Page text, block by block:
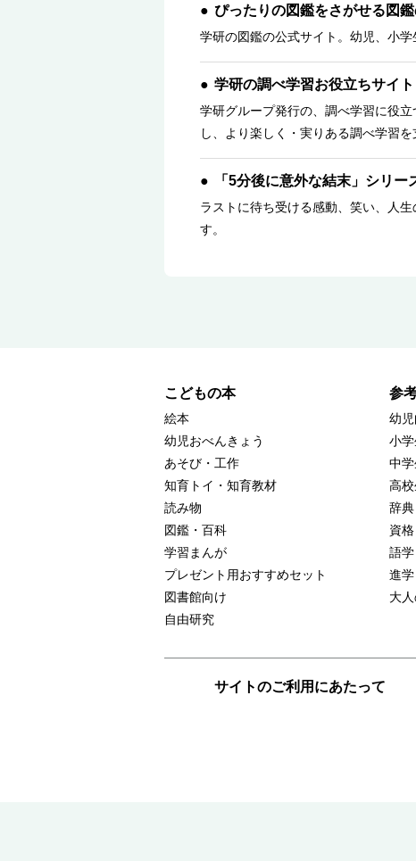
ぴったりの図鑑をさがせる図
学研の図鑑の公式サイト。幼児、小
学研の調べ学習お役立ちサイト
学研グループ発行の、調べ学習に役
し、より楽しく・実りある調べ学習を
「5分後に意外な結末」シリー
ラストに待ち受ける感動、笑い、人
す。
こどもの本
絵本
幼児おべんきょう
あそび・工作
知育トイ・知育教材
読み物
図鑑・百科
学習まんが
プレゼント用おすすめセット
図書館向け
自由研究
参
幼
小
中
高
辞
資
語学
進
大
サイトのご利用にあたって